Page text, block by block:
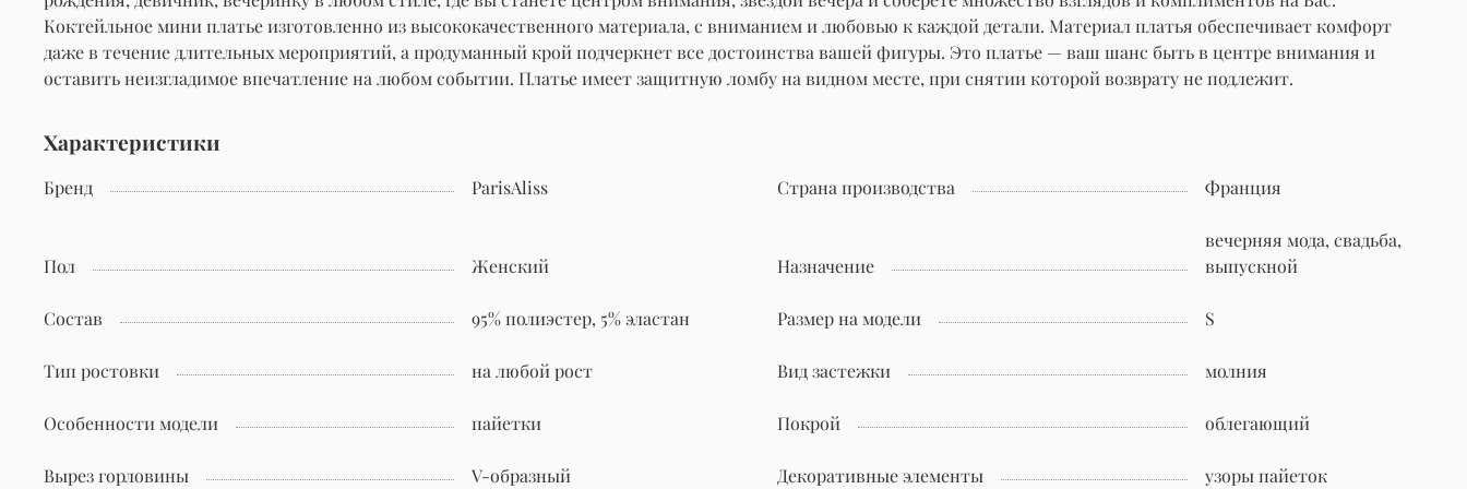
Коктейльное мини платье изготовленно из высококачественного материала, с вниманием и любовью к каждой детали. Материал платья обеспечивает комфорт
даже в течение длительных мероприятий, а продуманный крой подчеркнет все достоинства вашей фигуры. Это платье — ваш шанс быть в центре внимания и
оставить неизгладимое впечатление на любом событии. Платье имеет защитную ломбу на видном месте, при снятии которой возврату не подлежит.
Характеристики
Бренд ParisAliss Страна производства Франция
Пол Женский Назначение
вечерняя мода, свадьба,
выпускной
Состав 95% полиэстер, 5% эластан Размер на модели S
Тип ростовки на любой рост Вид застежки молния
Особенности модели пайетки Покрой облегающий
Вырез горловины V-образный Декоративные элементы узоры пайеток